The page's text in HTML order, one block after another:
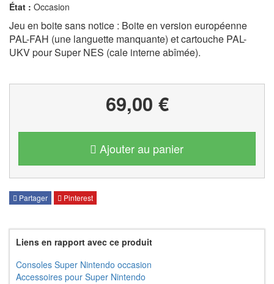
État : Occasion
Jeu en boite sans notice : Boite en version européenne
PAL-FAH (une languette manquante) et cartouche PAL-
UKV pour Super NES (cale interne abîmée).
69,00 €
Ajouter au panier
Partager Pinterest
Liens en rapport avec ce produit
Consoles Super Nintendo occasion
Accessoires pour Super Nintendo